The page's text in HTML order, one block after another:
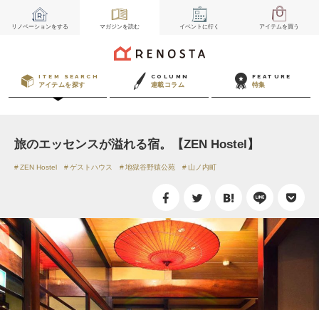
リノベーションをする マガジンを読む イベント に行く アイテムを買う
ITEM SEARCH
アイテムを探す
COLUMN
連載コラム
FEATURE
特集
旅のエッセンスが溢れる宿。【ZEN Hostel】
ZEN Hostel ゲストハウス 地獄谷野猿公苑 山ノ内町